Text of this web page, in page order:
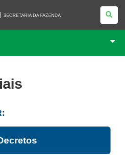
SECRETARIA DA FAZENDA